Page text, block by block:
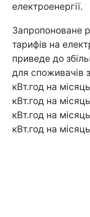
електроенергії.
Запропоноване
тарифів на
приведе до
для споживачів
кВт.год на
кВт.год на
кВт.год на
кВт.год на